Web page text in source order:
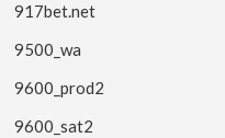
917bet.net
9500_wa
9600_prod2
9600_sat2